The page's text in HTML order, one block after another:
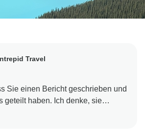
Travel
Sie einen Bericht geschrieben und
geteilt haben. Ich denke, sie
Es ist schön zu wissen, dass